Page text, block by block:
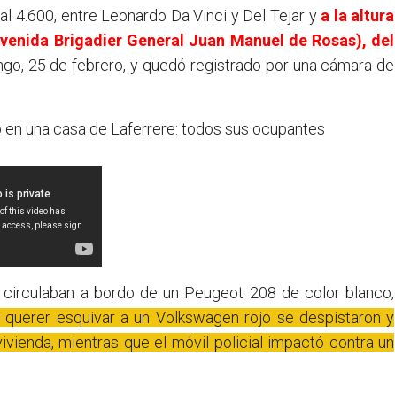
4.600, entre Leonardo Da Vinci y Del Tejar y a la altura
Brigadier General Juan Manuel de Rosas), del
25 de febrero, y quedó registrado por una cámara de
una casa de Laferrere: todos sus ocupantes
a bordo de un Peugeot 208 de color blanco,
querer esquivar a un Volkswagen rojo se despistaron y
mientras que el móvil policial impactó contra un